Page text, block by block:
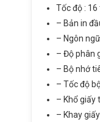
Tốc độ :
– Bản in
– Ngôn
– Độ phân
– Bộ nhớ
– Tốc độ
– Khổ giấy
– Khay